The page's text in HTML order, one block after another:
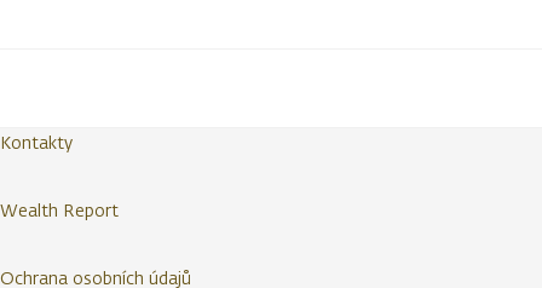
Kontakty
Wealth Report
Ochrana osobních údajů